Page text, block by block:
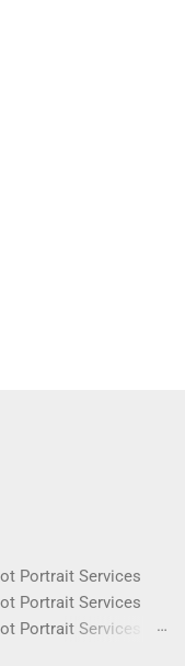
Portrait Services
Portrait Services
Portrait Services